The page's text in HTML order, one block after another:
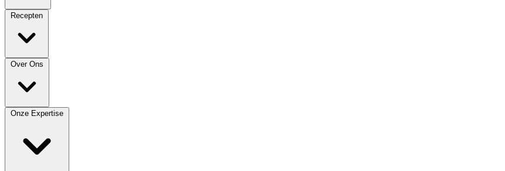
Recepten
Over Ons
Onze Expertise